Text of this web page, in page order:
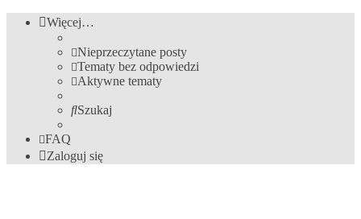
Więcej…
Nieprzeczytane posty
Tematy bez odpowiedzi
Aktywne tematy
Szukaj
FAQ
Zaloguj się